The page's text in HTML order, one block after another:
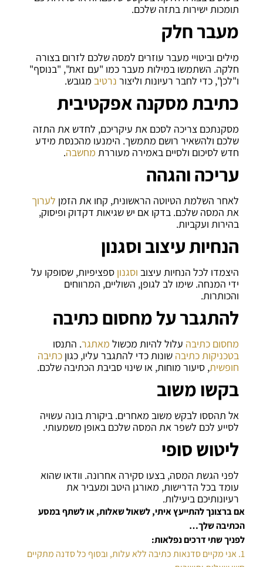
תומכות ישירות בתזה שלכם.
מעבר חלק
מילים וביטויי מעבר עוזרים למסה שלכם לזרום בצורה
חלקה. השתמשו במילות מעבר כמו "עם זאת", "בנוסף"
ו"לכן", כדי לחבר רעיונות וליצור נרטיב מגובש.
כתיבת מסקנה אפקטיבית
מסקנתכם צריכה לסכם את עיקריכם, לחדש את התזה
שלכם ולהשאיר רושם מתמשך. הימנעו מהכנסת מידע
חדש לסיכום ולסיים באמירה מעוררת מחשבה.
עריכה והגהה
לאחר השלמת הטיוטה הראשונית, קחו את הזמן לערוך
את המסה שלכם. בדקו אם יש שגיאות דקדוק ופיסוק,
בהירות ועקביות.
הנחיות עיצוב וסגנון
היצמדו לכל הנחיות עיצוב וסגנון ספציפיות, שסופקו על
ידי המנחה. שימו לב לגופן, השוליים, המרווחים
והכותרות.
להתגבר על מחסום כתיבה
מחסום כתיבה עלול להיות מכשול מאתגר. התנסו
בטכניקות כתיבה שונות כדי להתגבר עליו, כגוןכתיבה
חופשית, סיעור מוחות, או שינוי סביבת הכתיבה שלכם.
בקשו משוב
אל תהססו לבקש משוב מאחרים. ביקורת בונה עשויה
לסייע לכם לשפר את המסה שלכם באופן משמעותי.
ליטוש סופי
לפני הגשת המסה, בצעו סקירה אחרונה. וודאו שהוא
עומד בכל הדרישות, מאורגן היטב ומעביר את
רעיונותיכם ביעילות.
אם ברצונך להתייעץ איתי, לשאול שאלות, או לשתף במסע
הכתיבה שלך…
לפניך שתי דרכים נפלאות:
1. אני מקיים סדנאות כתיבה ללא עלות, ובסוף כל סדנה מתקיים